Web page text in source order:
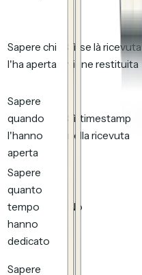
Sapere chi
l'ha aperta
Sì, se là ricevuta
viene restituita
Sapere
quando
l'hanno
aperta
Sì, timestamp
nella ricevuta
Sapere
quanto
tempo
hanno
dedicato
No
Sapere